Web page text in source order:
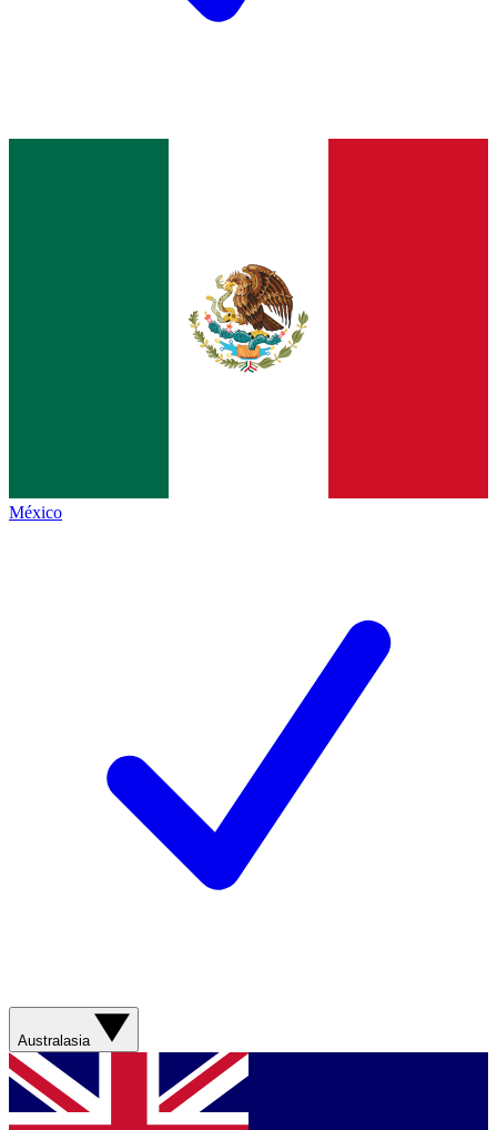
México
Australasia